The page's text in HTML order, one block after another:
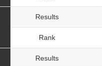
Results
Rank
Results